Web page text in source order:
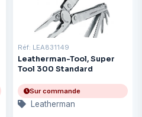
Réf: LEA831149
Leatherman-Tool, Super
Tool 300 Standard
Sur commande
Leatherman